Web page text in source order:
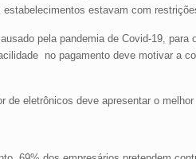
estavam com
pela pandemia de Covid-19,
no pagamento deve motivar a
de eletrônicos deve apresentar o